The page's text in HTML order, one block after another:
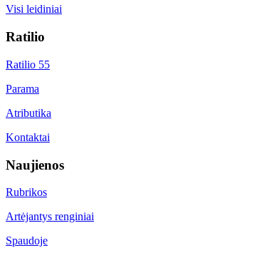
Visi leidiniai
Ratilio
Ratilio 55
Parama
Atributika
Kontaktai
Naujienos
Rubrikos
Artėjantys renginiai
Spaudoje